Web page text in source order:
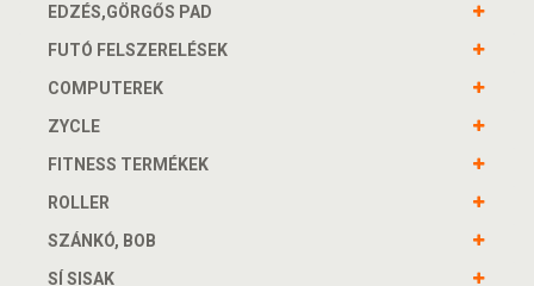
EDZÉS,GÖRGŐS PAD
FUTÓ FELSZERELÉSEK
COMPUTEREK
ZYCLE
FITNESS TERMÉKEK
ROLLER
SZÁNKÓ, BOB
SÍ SISAK